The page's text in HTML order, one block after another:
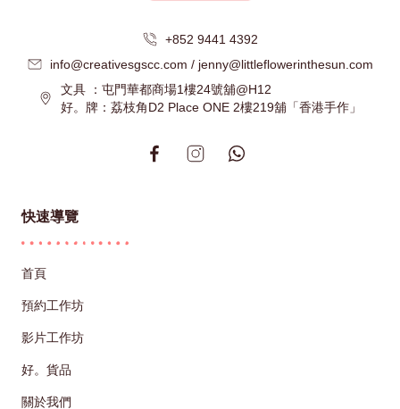
+852 9441 4392
info@creativesgscc.com / jenny@littleflowerinthesun.com
文具 ：屯門華都商場1樓24號舖@H12
好。牌：荔枝角D2 Place ONE 2樓219舖「香港手作」
快速導覽
首頁
預約工作坊
影片工作坊
好。貨品
關於我們